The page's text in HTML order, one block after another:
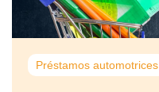
Préstamos automotrices